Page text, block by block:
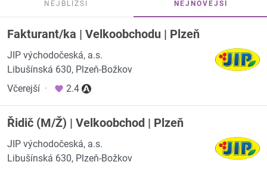
NEJBLIŽŠÍ NEJNOVĚJŠÍ
Fakturant/ka | Velkoobchodu | Plzeň
JIP východočeská, a.s.
Libušínská 630, Plzeň-Božkov
Včerejší · 2.4
Řidič (M/Ž) | Velkoobchod | Plzeň
JIP východočeská, a.s.
Libušínská 630, Plzeň-Božkov